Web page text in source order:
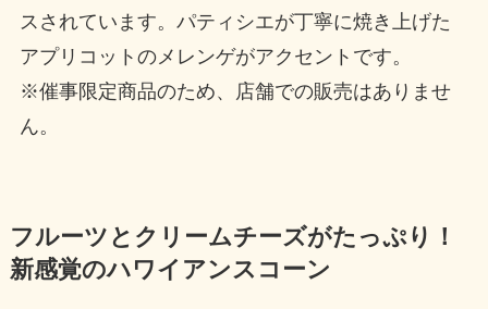
スされています。パティシエが丁寧に焼き上げた
アプリコットのメレンゲがアクセントです。
※催事限定商品のため、店舗での販売はありませ
ん。
フルーツとクリームチーズがたっぷり！
新感覚のハワイアンスコーン